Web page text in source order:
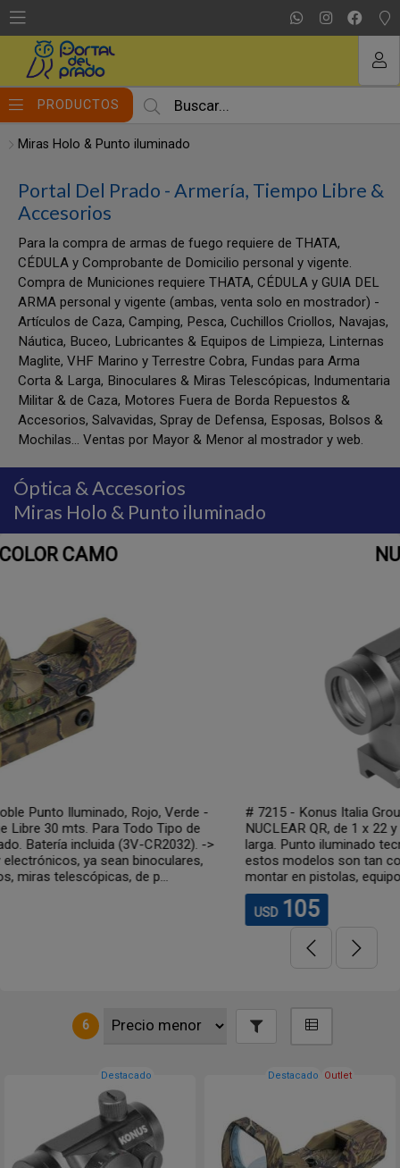
PRODUCTOS
Miras Holo & Punto iluminado
Portal Del Prado - Armería, Tiempo Libre &
Accesorios
Para la compra de armas de fuego requiere de THATA,
CÉDULA y Comprobante de Domicilio personal y vigente.
Compra de Municiones requiere THATA, CÉDULA y GUIA DEL
ARMA personal y vigente (ambas, venta solo en mostrador) -
Artículos de Caza, Camping, Pesca, Cuchillos Criollos, Navajas,
Náutica, Buceo, Lubricantes & Equipos de Limpieza, Linternas
Maglite, VHF Marino y Terrestre Cobra, Fundas para Arma
Corta & Larga, Binoculares & Miras Telescópicas, Indumentaria
Militar & de Caza, Motores Fuera de Borda Repuestos &
Accesorios, Salvavidas, Spray de Defensa, Esposas, Bolsos &
Mochilas... Ventas por Mayor & Menor al mostrador y web.
Óptica & Accesorios
Miras Holo & Punto iluminado
-
de
->
# 7215 - Konus Italia Group Mira de punto iluminado
NUCLEAR QR, de 1 x 22 y encastre rápido para arma
larga. Punto iluminado tecnologicamente avanzado.
estos modelos son tan compactos que también se
montar en pistolas, equipos de tiro con arco, ballestas y
6
Destacado Destacado Outlet